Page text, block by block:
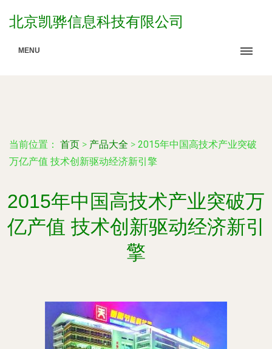
北京凯骅信息科技有限公司
MENU
当前位置： 首页 > 产品大全 > 2015年中国高技术产业突破
万亿产值 技术创新驱动经济新引擎
2015年中国高技术产业突破万
亿产值 技术创新驱动经济新引
擎